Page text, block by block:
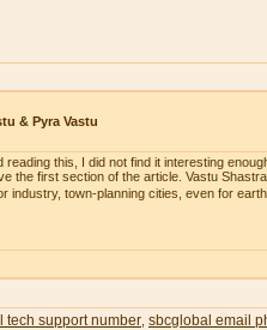
& Pyra Vastu
reading this, I did not find it interesting
the first section of the article. Vastu
industry, town-planning cities, even for
tech support number sbcglobal email